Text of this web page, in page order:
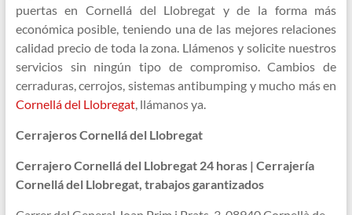
puertas en Cornellá del Llobregat y de la forma más
económica posible, teniendo una de las mejores relaciones
calidad precio de toda la zona. Llámenos y solicite nuestros
servicios sin ningún tipo de compromiso. Cambios de
cerraduras, cerrojos, sistemas antibumping y mucho más en
Cornellá del Llobregat, llámanos ya.
Cerrajeros Cornellá del Llobregat
Cerrajero Cornellá del Llobregat 24 horas | Cerrajería
Cornellá del Llobregat, trabajos garantizados